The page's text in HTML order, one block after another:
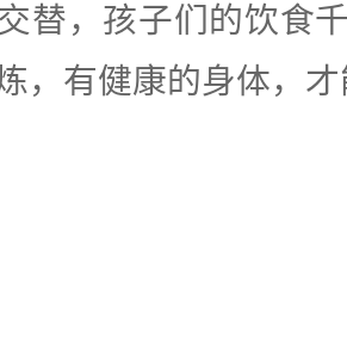
替，孩子们的饮食
，有健康的身体，